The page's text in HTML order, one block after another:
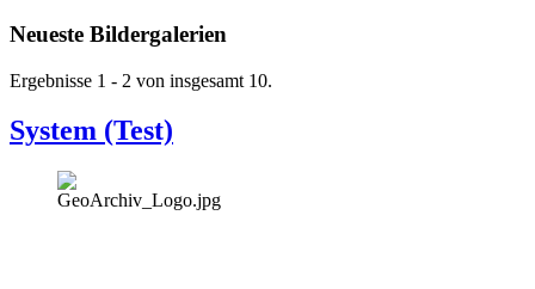
Neueste Bildergalerien
Ergebnisse 1 - 2 von insgesamt 10.
System (Test)